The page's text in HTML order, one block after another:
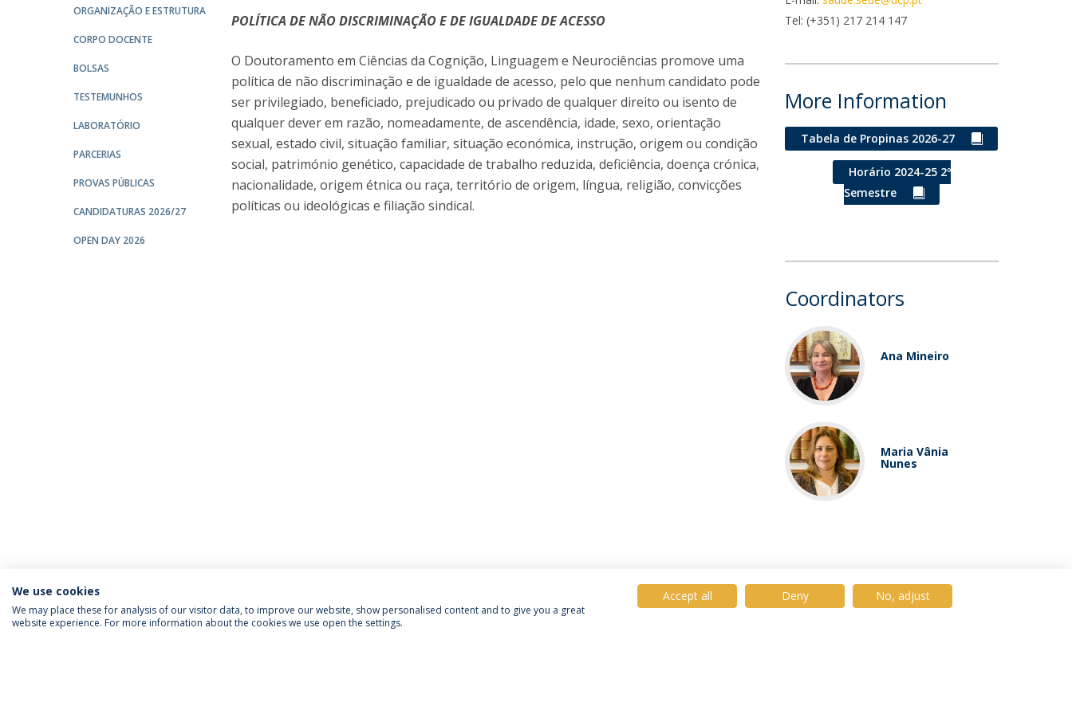
Transform4Europe
UCP4SUCCESS
Contacts
ORGANIZAÇÃO E ESTRUTURA
CORPO DOCENTE
BOLSAS
TESTEMUNHOS
LABORATÓRIO
PARCERIAS
PROVAS PÚBLICAS
CANDIDATURAS 2026/27
OPEN DAY 2026
POLÍTICA DE NÃO DISCRIMINAÇÃO E DE IGUALDADE DE ACESSO
O Doutoramento em Ciências da Cognição, Linguagem e Neurociências promove uma
política de não discriminação e de igualdade de acesso, pelo que nenhum candidato pode
ser privilegiado, beneficiado, prejudicado ou privado de qualquer direito ou isento de
qualquer dever em razão, nomeadamente, de ascendência, idade, sexo, orientação
sexual, estado civil, situação familiar, situação económica, instrução, origem ou condição
social, património genético, capacidade de trabalho reduzida, deficiência, doença crónica,
nacionalidade, origem étnica ou raça, território de origem, língua, religião, convicções
políticas ou ideológicas e filiação sindical.
Tel: (+351) 217 214 147
More Information
Tabela de Propinas 2026-27
Horário 2024-25 2º
Semestre
Coordinators
Ana Mineiro
Maria Vânia
Nunes
We use cookies
We may place these for analysis of our visitor data, to improve our website, show personalised content and to give you a great
website experience. For more information about the cookies we use open the settings.
Accept all Deny No, adjust